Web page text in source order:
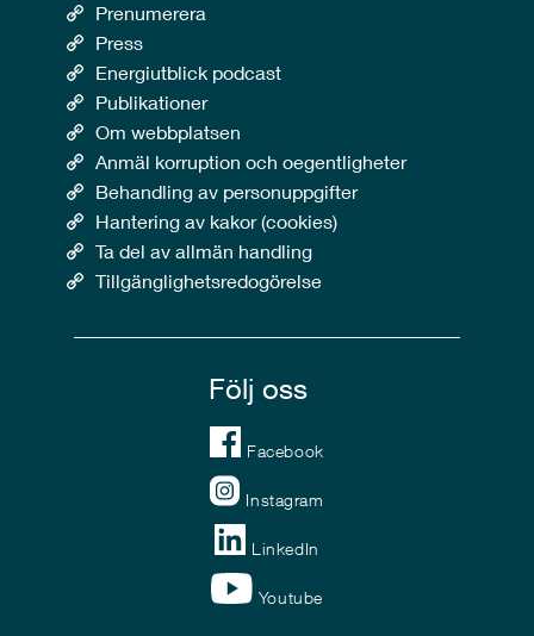
Prenumerera
Press
Energiutblick podcast
Publikationer
Om webbplatsen
Anmäl korruption och oegentligheter
Behandling av personuppgifter
Hantering av kakor (cookies)
Ta del av allmän handling
Tillgänglighetsredogörelse
Följ oss
Facebook
Instagram
LinkedIn
Youtube